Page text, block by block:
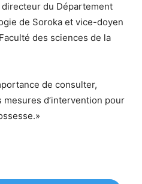
du Département
de Soroka et vice-doyen
des sciences de la
de consulter,
mesures d’intervention pour